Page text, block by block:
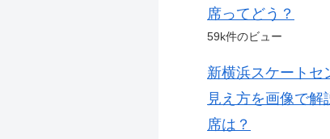
席ってどう？
59k件のビュー
新横浜スケートセ
見え方を画像で解
席は？